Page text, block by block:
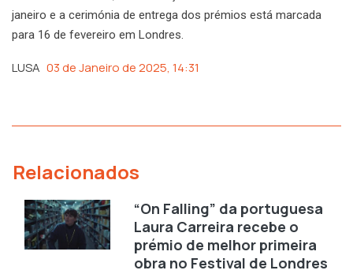
janeiro e a cerimónia de entrega dos prémios está marcada
para 16 de fevereiro em Londres.
LUSA 03 de Janeiro de 2025, 14:31
Relacionados
“On Falling” da portuguesa
Laura Carreira recebe o
prémio de melhor primeira
obra no Festival de Londres